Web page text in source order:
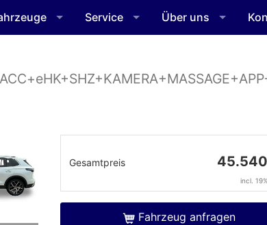
Service Über uns
Gesamtpreis
incl.
Fahrzeug anfragen